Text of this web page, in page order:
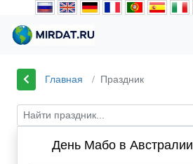
Главная Праздник
День Мабо в Австралии